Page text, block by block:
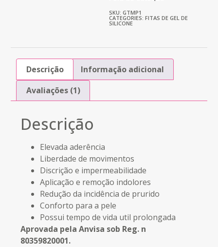
SKU: GTMP1
CATEGORIES: FITAS DE GEL DE
SILICONE
Descrição
Informação adicional
Avaliações (1)
Descrição
Elevada aderência
Liberdade de movimentos
Discrição e impermeabilidade
Aplicação e remoção indolores
Redução da incidência de prurido
Conforto para a pele
Possui tempo de vida util prolongada
Aprovada pela Anvisa sob Reg. n
80359820001.